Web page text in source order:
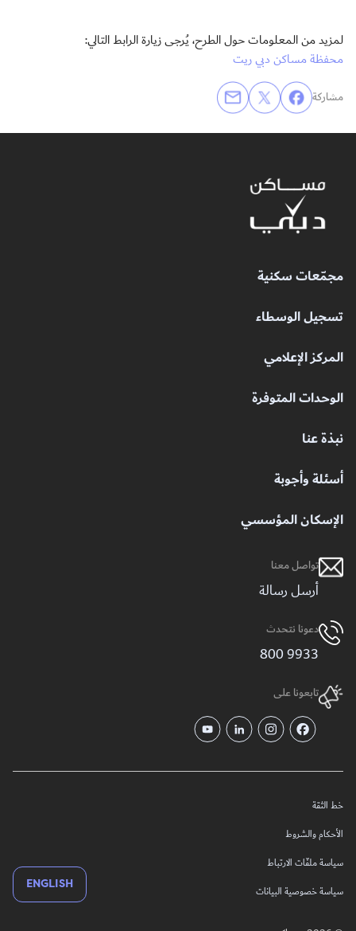
لمزيد من المعلومات حول الطرح، يُرجى زيارة الرابط التالي:
محفظة مساكن دبي ريت
مشاركة
مجمّعات سكنية
تسجيل الوسطاء
المركز الإعلامي
الوحدات المتوفرة
نبذة عنا
أسئلة وأجوبة
الإسكان المؤسسي
تواصل معنا
أرسل رسالة
دعونا نتحدث
9933 800
تابعونا على
خط الثقة
الأحكام والشروط
سياسة ملفّات الارتباط
سياسة خصوصية البيانات
ENGLISH